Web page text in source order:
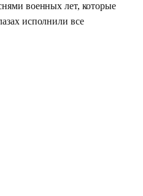
военных лет, которые
исполнили все